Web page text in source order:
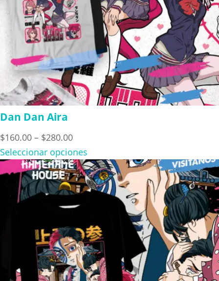
Dan Dan Aira
$160.00 – $280.00Price
range:
$160.00
through
$280.00
Seleccionar opciones